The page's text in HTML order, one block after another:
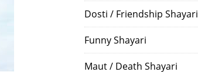
Dosti / Friendship Shayari
Funny Shayari
Maut / Death Shayari